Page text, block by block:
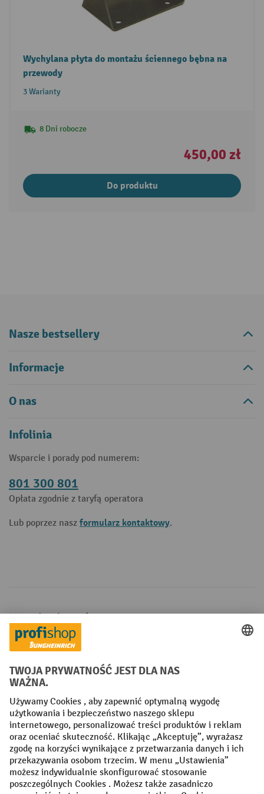
Wychylana płyta do montażu ściennego bębna na
przewody
3 Warianty
8 Dni robocze
450,00 zł
Do produktu
Nasze bestsellery
Informacje
O nas
Infolinia
Wsparcie i porady pod numerem:
801 300 801
Opłata zgodnie z taryfą operatora
Lub poprzez nasz formularz kontaktowy.
Metody płatności
Creditcard (Master)Creditcard (Visa)
Factura Przedpłata
Sieci społecznościowe
Facebook
YouTube
LinkedIn
Instagram